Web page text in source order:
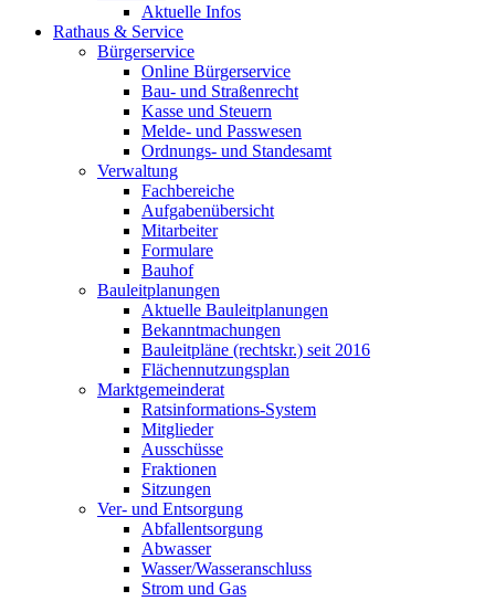
Aktuelle Infos
Rathaus & Service
Bürgerservice
Online Bürgerservice
Bau- und Straßenrecht
Kasse und Steuern
Melde- und Passwesen
Ordnungs- und Standesamt
Verwaltung
Fachbereiche
Aufgabenübersicht
Mitarbeiter
Formulare
Bauhof
Bauleitplanungen
Aktuelle Bauleitplanungen
Bekanntmachungen
Bauleitpläne (rechtskr.) seit 2016
Flächennutzungsplan
Marktgemeinderat
Ratsinformations-System
Mitglieder
Ausschüsse
Fraktionen
Sitzungen
Ver- und Entsorgung
Abfallentsorgung
Abwasser
Wasser/Wasseranschluss
Strom und Gas